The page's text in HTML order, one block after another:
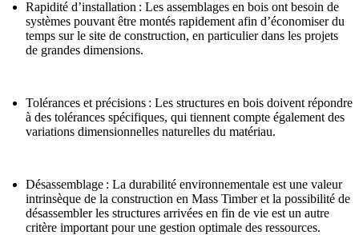
Rapidité d’installation : Les assemblages en bois ont besoin de
systèmes pouvant être montés rapidement afin d’économiser du
temps sur le site de construction, en particulier dans les projets
de grandes dimensions.
Tolérances et précisions : Les structures en bois doivent répondre
à des tolérances spécifiques, qui tiennent compte également des
variations dimensionnelles naturelles du matériau.
Désassemblage : La durabilité environnementale est une valeur
intrinsèque de la construction en Mass Timber et la possibilité de
désassembler les structures arrivées en fin de vie est un autre
critère important pour une gestion optimale des ressources.